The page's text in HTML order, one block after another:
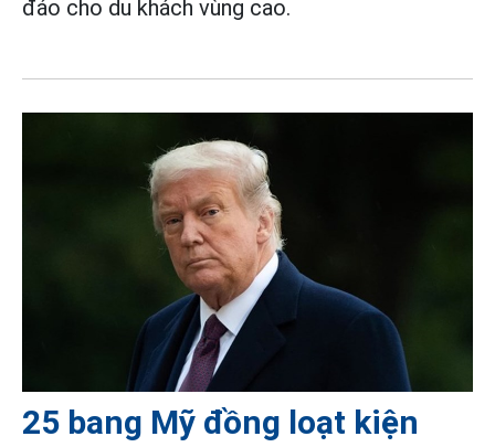
đáo cho du khách vùng cao.
25 bang Mỹ đồng loạt kiện